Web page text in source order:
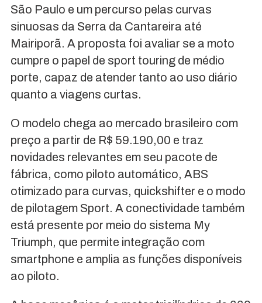
São Paulo e um percurso pelas curvas
sinuosas da Serra da Cantareira até
Mairiporã. A proposta foi avaliar se a moto
cumpre o papel de sport touring de médio
porte, capaz de atender tanto ao uso diário
quanto a viagens curtas.
O modelo chega ao mercado brasileiro com
preço a partir de R$ 59.190,00 e traz
novidades relevantes em seu pacote de
fábrica, como piloto automático, ABS
otimizado para curvas, quickshifter e o modo
de pilotagem Sport. A conectividade também
está presente por meio do sistema My
Triumph, que permite integração com
smartphone e amplia as funções disponíveis
ao piloto.